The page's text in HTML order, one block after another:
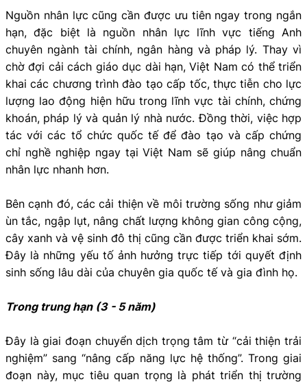
Nguồn nhân lực cũng cần được ưu tiên ngay trong ngắn
hạn, đặc biệt là nguồn nhân lực lĩnh vực tiếng Anh
chuyên ngành tài chính, ngân hàng và pháp lý. Thay vì
chờ đợi cải cách giáo dục dài hạn, Việt Nam có thể triển
khai các chương trình đào tạo cấp tốc, thực tiễn cho lực
lượng lao động hiện hữu trong lĩnh vực tài chính, chứng
khoán, pháp lý và quản lý nhà nước. Đồng thời, việc hợp
tác với các tổ chức quốc tế để đào tạo và cấp chứng
chỉ nghề nghiệp ngay tại Việt Nam sẽ giúp nâng chuẩn
nhân lực nhanh hơn.
Bên cạnh đó, các cải thiện về môi trường sống như giảm
ùn tắc, ngập lụt, nâng chất lượng không gian công cộng,
cây xanh và vệ sinh đô thị cũng cần được triển khai sớm.
Đây là những yếu tố ảnh hưởng trực tiếp tới quyết định
sinh sống lâu dài của chuyên gia quốc tế và gia đình họ.
Trong trung hạn (3 - 5 năm)
Đây là giai đoạn chuyển dịch trọng tâm từ “cải thiện trải
nghiệm” sang “nâng cấp năng lực hệ thống”. Trong giai
đoạn này, mục tiêu quan trọng là phát triển thị trường